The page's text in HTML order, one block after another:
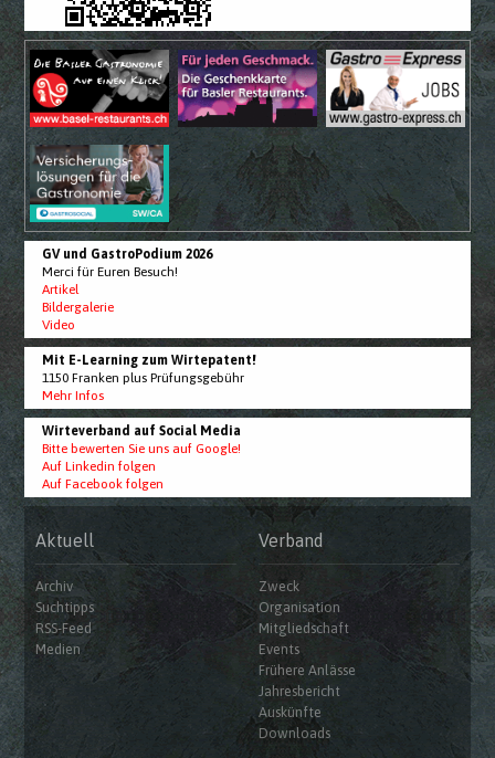
GV und GastroPodium 2026
Merci für Euren Besuch!
Artikel
Bildergalerie
Video
Mit E-Learning zum Wirtepatent!
1150 Franken plus Prüfungsgebühr
Mehr Infos
Wirteverband auf Social Media
Bitte bewerten Sie uns auf Google!
Auf Linkedin folgen
Auf Facebook folgen
Aktuell
Archiv
Suchtipps
RSS-Feed
Medien
Verband
Zweck
Organisation
Mitgliedschaft
Events
Frühere Anlässe
Jahresbericht
Auskünfte
Downloads